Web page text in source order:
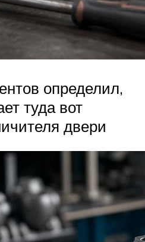
определил,
туда вот
двери